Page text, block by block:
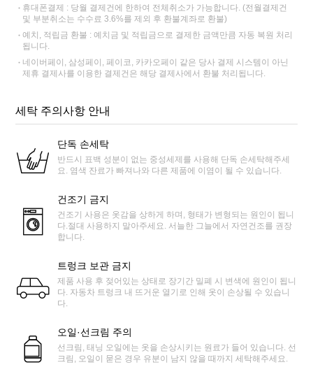
휴대폰결제 : 당월 결제건에 한하여 전체취소가 가능합니다. (전월결제건
및 부분취소는 수수료 3.6%를 제외 후 환불계좌로 환불)
예치, 적립금 환불 : 예치금 및 적립금으로 결제한 금액만큼 자동 복원 처리
됩니다.
네이버페이, 삼성페이, 페이코, 카카오페이 같은 당사 결제 시스템이 아닌
제휴 결제사를 이용한 결제건은 해당 결제사에서 환불 처리됩니다.
세탁 주의사항 안내
단독 손세탁
반드시 표백 성분이 없는 중성세제를 사용해 단독 손세탁해주세
요. 염색 잔료가 빠져나와 다른 제품에 이염이 될 수 있습니다.
건조기 금지
건조기 사용은 옷감을 상하게 하며, 형태가 변형되는 원인이 됩니
다.절대 사용하지 말아주세요. 서늘한 그늘에서 자연건조를 권장
합니다.
트렁크 보관 금지
제품 사용 후 젖어있는 상태로 장기간 밀폐 시 변색에 원인이 됩니
다. 자동차 트렁크 내 뜨거운 열기로 인해 옷이 손상될 수 있습니
다.
오일·선크림 주의
선크림, 태닝 오일에는 옷을 손상시키는 원료가 들어 있습니다. 선
크림, 오일이 묻은 경우 유분이 남지 않을 때까지 세탁해주세요.